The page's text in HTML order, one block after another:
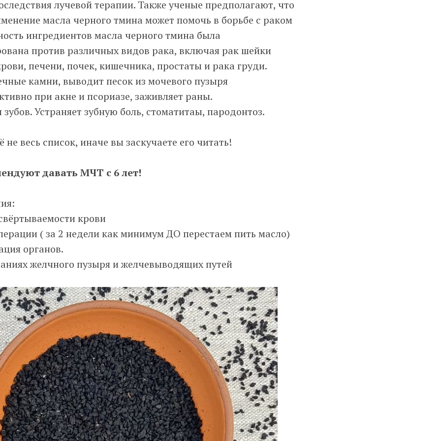
лучевой терапии. Также ученые предполагают, что
масла черного тмина может помочь в борьбе с раком
ингредиентов масла черного тмина была
против различных видов рака, включая рак шейки
печени, почек, кишечника, простаты и рака груди.
камни, выводит песок из мочевого пузыря
при акне и псориазе, заживляет раны.
зубов. Устраняет зубную боль, стоматитаы, пародонтоз.
не весь список, иначе вы заскучаете его читать!
давать МЧТ с 6 лет!
крови
( за 2 недели как минимум ДО перестаем пить масло)
органов.
желчного пузыря и желчевыводящих путей